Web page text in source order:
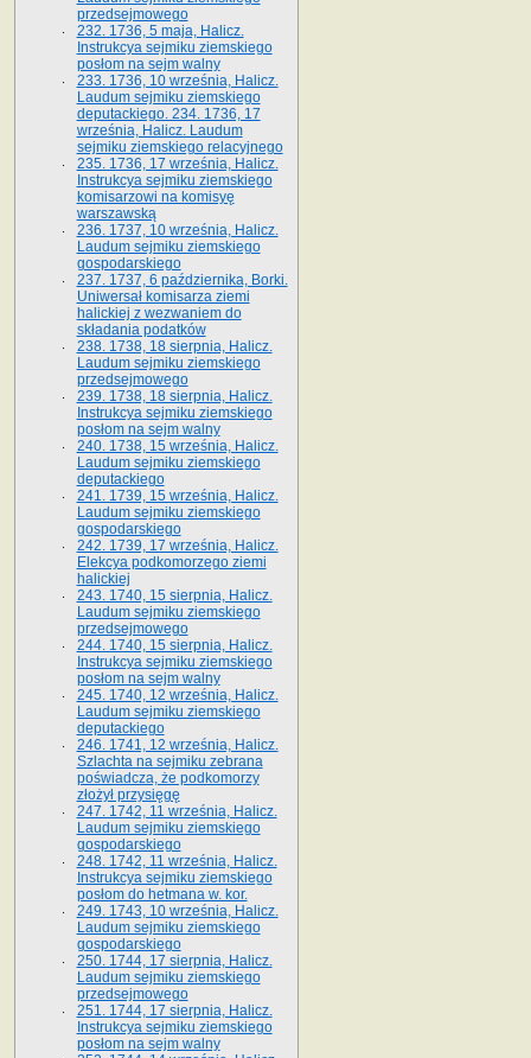
przedsejmowego
232. 1736, 5 maja, Halicz.
Instrukcya sejmiku ziemskiego
posłom na sejm walny
233. 1736, 10 września, Halicz.
Laudum sejmiku ziemskiego
deputackiego. 234. 1736, 17
września, Halicz. Laudum
sejmiku ziemskiego relacyjnego
235. 1736, 17 września, Halicz.
Instrukcya sejmiku ziemskiego
komisarzowi na komisyę
warszawską
236. 1737, 10 września, Halicz.
Laudum sejmiku ziemskiego
gospodarskiego
237. 1737, 6 października, Borki.
Uniwersał komisarza ziemi
halickiej z wezwaniem do
składania podatków
238. 1738, 18 sierpnia, Halicz.
Laudum sejmiku ziemskiego
przedsejmowego
239. 1738, 18 sierpnia, Halicz.
Instrukcya sejmiku ziemskiego
posłom na sejm walny
240. 1738, 15 września, Halicz.
Laudum sejmiku ziemskiego
deputackiego
241. 1739, 15 września, Halicz.
Laudum sejmiku ziemskiego
gospodarskiego
242. 1739, 17 września, Halicz.
Elekcya podkomorzego ziemi
halickiej
243. 1740, 15 sierpnia, Halicz.
Laudum sejmiku ziemskiego
przedsejmowego
244. 1740, 15 sierpnia, Halicz.
Instrukcya sejmiku ziemskiego
posłom na sejm walny
245. 1740, 12 września, Halicz.
Laudum sejmiku ziemskiego
deputackiego
246. 1741, 12 września, Halicz.
Szlachta na sejmiku zebrana
poświadcza, że podkomorzy
złożył przysięgę
247. 1742, 11 września, Halicz.
Laudum sejmiku ziemskiego
gospodarskiego
248. 1742, 11 września, Halicz.
Instrukcya sejmiku ziemskiego
posłom do hetmana w. kor.
249. 1743, 10 września, Halicz.
Laudum sejmiku ziemskiego
gospodarskiego
250. 1744, 17 sierpnia, Halicz.
Laudum sejmiku ziemskiego
przedsejmowego
251. 1744, 17 sierpnia, Halicz.
Instrukcya sejmiku ziemskiego
posłom na sejm walny